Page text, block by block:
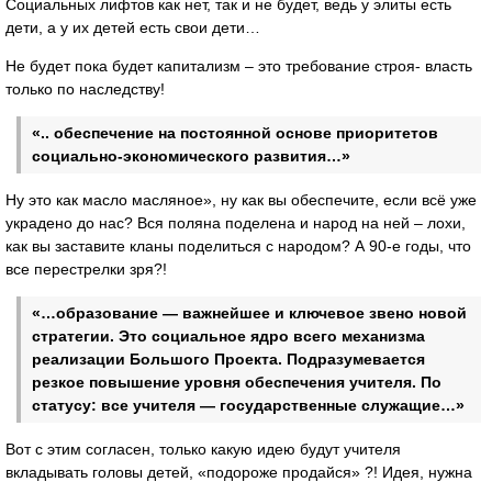
Социальных лифтов как нет, так и не будет, ведь у элиты есть
дети, а у их детей есть свои дети…
Не будет пока будет капитализм – это требование строя- власть
только по наследству!
«.. обеспечение на постоянной основе приоритетов
социально-экономического развития…»
Ну это как масло масляное», ну как вы обеспечите, если всё уже
украдено до нас? Вся поляна поделена и народ на ней – лохи,
как вы заставите кланы поделиться с народом? А 90-е годы, что
все перестрелки зря?!
«…образование — важнейшее и ключевое звено новой
стратегии. Это социальное ядро всего механизма
реализации Большого Проекта. Подразумевается
резкое повышение уровня обеспечения учителя. По
статусу: все учителя — государственные служащие…»
Вот с этим согласен, только какую идею будут учителя
вкладывать головы детей, «подороже продайся» ?! Идея, нужна